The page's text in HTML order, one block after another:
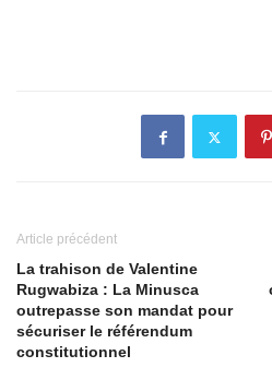
Article précédent
La trahison de Valentine
Rugwabiza : La Minusca
outrepasse son mandat pour
sécuriser le référendum
constitutionnel